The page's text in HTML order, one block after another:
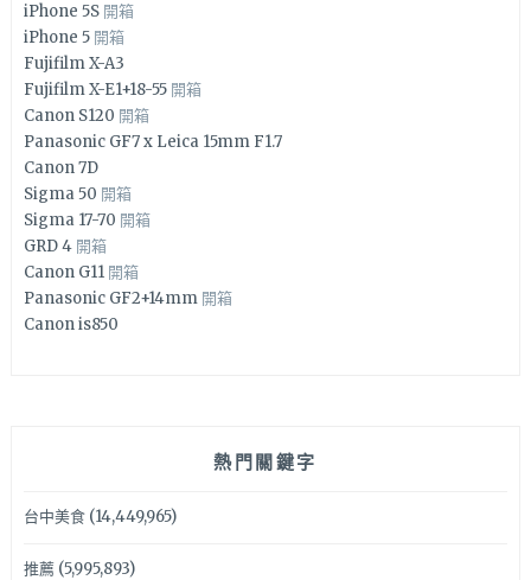
iPhone 5S 開箱
iPhone 5 開箱
Fujifilm X-A3
Fujifilm X-E1+18-55 開箱
Canon S120 開箱
Panasonic GF7 x Leica 15mm F1.7
Canon 7D
Sigma 50 開箱
Sigma 17-70 開箱
GRD 4 開箱
Canon G11 開箱
Panasonic GF2+14mm 開箱
Canon is850
熱門關鍵字
台中美食(14,449,965)
推薦(5,995,893)